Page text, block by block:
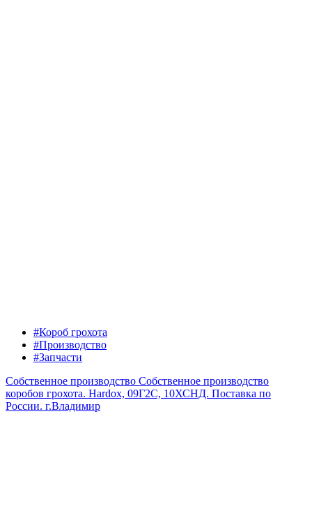
#Короб грохота
#Производство
#Запчасти
Собственное производство Собственное производство
коробов грохота. Hardox, 09Г2С, 10ХСНД. Поставка по
России. г.Владимир